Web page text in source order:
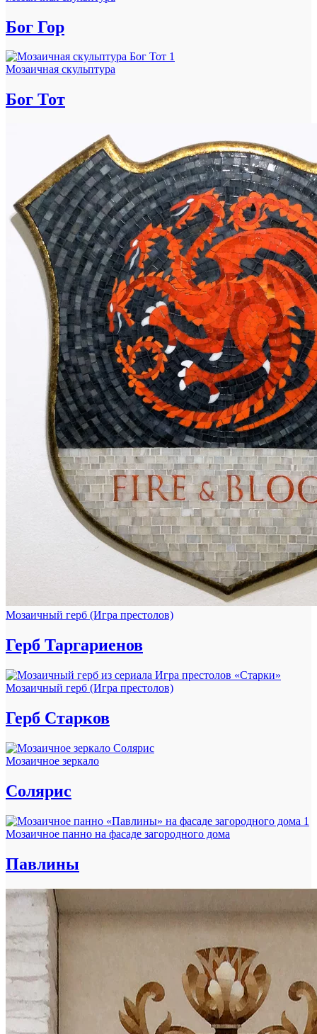
Бог Гор
Мозаичная скульптура
Бог Тот
Мозаичный герб (Игра престолов)
Герб Таргариенов
Мозаичный герб (Игра престолов)
Герб Старков
Мозаичное зеркало
Солярис
Мозаичное панно на фасаде загородного дома
Павлины